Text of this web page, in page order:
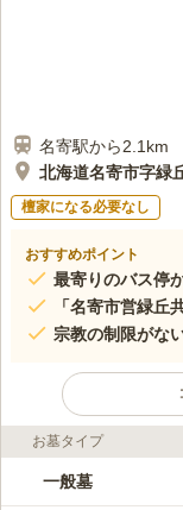
名寄駅から2.1km
北海道名寄市字緑
檀家になる必要なし
おすすめポイント
最寄りのバス停
「名寄市営緑丘
宗教の制限がな
ライフドット編集部のコ
緑丘霊園は「
お墓タイプ
一般墓